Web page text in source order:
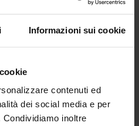
Informazioni sui cookie
contenuti ed
dei social media e per
inoltre